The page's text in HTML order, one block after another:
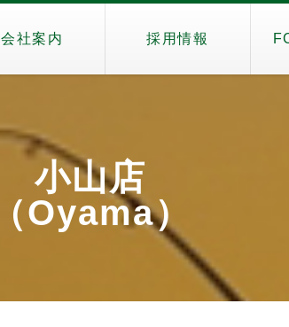
会社案内 採用情報
小山店
（Oyama）